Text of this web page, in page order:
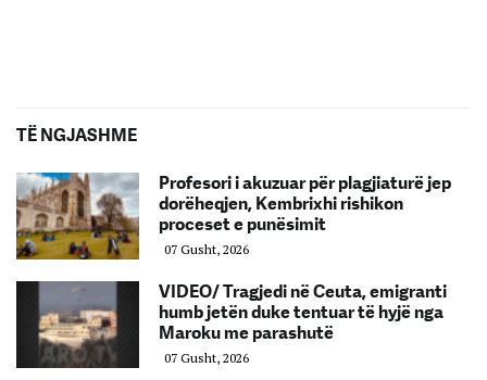
TË NGJASHME
Profesori i akuzuar për plagjiaturë jep
dorëheqjen, Kembrixhi rishikon
proceset e punësimit
07 Gusht, 2026
VIDEO/ Tragjedi në Ceuta, emigranti
humb jetën duke tentuar të hyjë nga
Maroku me parashutë
07 Gusht, 2026